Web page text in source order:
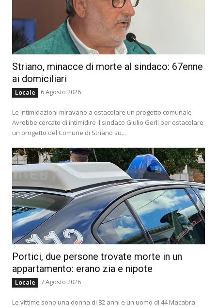
Striano, minacce di morte al sindaco: 67enne
ai domiciliari
Locale 6 Agosto 2026
Le intimidazioni miravano a ostacolare un progetto comunale
Avrebbe cercato di intimidire il sindaco Giulio Gerli per ostacolare
un progetto del Comune di Striano su...
Portici, due persone trovate morte in un
appartamento: erano zia e nipote
Locale 7 Agosto 2026
Le vittime sono una donna di 82 anni e un uomo di 44 Macabra